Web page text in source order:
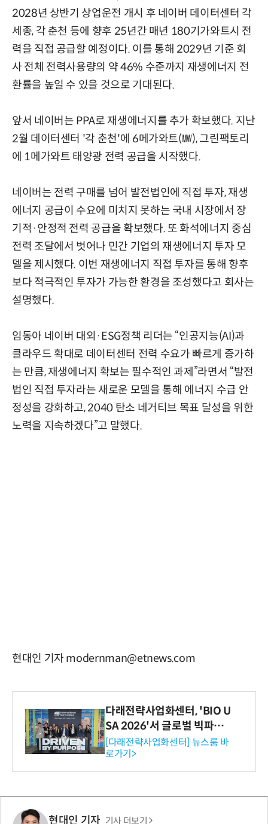
2028년 상반기 상업운전 개시 후 네이버 데이터센터 각
세종, 각 춘천 등에 향후 25년간 매년 180기가와트시 전
력을 직접 공급할 예정이다. 이를 통해 2029년 기준 회
사 전체 전력사용량의 약 46% 수준까지 재생에너지 전
환률을 높일 수 있을 것으로 기대된다.
앞서 네이버는 PPA로 재생에너지를 추가 확보했다. 지난
2월 데이터센터 '각 춘천'에 6메가와트(㎿), 그린팩토리
에 1메가와트 태양광 전력 공급을 시작했다.
네이버는 전력 구매를 넘어 발전법인에 직접 투자, 재생
에너지 공급이 수요에 미치지 못하는 국내 시장에서 장
기적·안정적 전력 공급을 확보했다. 또 화석에너지 중심
전력 조달에서 벗어나 민간 기업의 재생에너지 투자 모
델을 제시했다. 이번 재생에너지 직접 투자를 통해 향후
보다 적극적인 투자가 가능한 환경을 조성했다고 회사는
설명했다.
임동아 네이버 대외·ESG정책 리더는 “인공지능(AI)과
클라우드 확대로 데이터센터 전력 수요가 빠르게 증가하
는 만큼, 재생에너지 확보는 필수적인 과제”라면서 “발전
법인 직접 투자라는 새로운 모델을 통해 에너지 수급 안
정성을 강화하고, 2040 탄소 네거티브 목표 달성을 위한
노력을 지속하겠다”고 말했다.
현대인 기자 modernman@etnews.com
다래전략사업화센터, 'BIO U
SA 2026'서 글로벌 빅파마
와의 비즈니스 미팅 지원…K
-바이오 해외 진출 교두보 확
보
[다래전략사업화센터] 뉴스룸 바
로가기>
현대인 기자 기사 더보기